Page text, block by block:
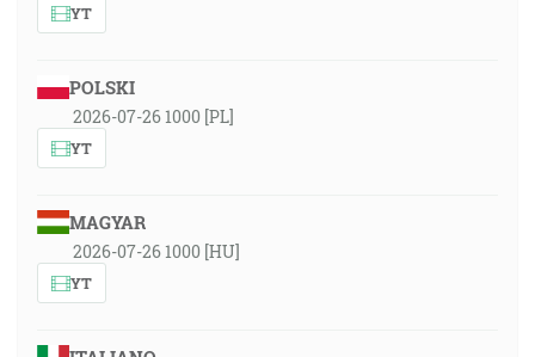
YT
POLSKI
2026-07-26 1000 [PL]
YT
MAGYAR
2026-07-26 1000 [HU]
YT